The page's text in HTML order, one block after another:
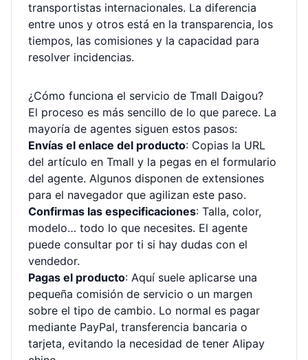
transportistas internacionales. La diferencia
entre unos y otros está en la transparencia, los
tiempos, las comisiones y la capacidad para
resolver incidencias.
¿Cómo funciona el servicio de Tmall Daigou?
El proceso es más sencillo de lo que parece. La
mayoría de agentes siguen estos pasos:
Envías el enlace del producto: Copias la URL
del artículo en Tmall y la pegas en el formulario
del agente. Algunos disponen de extensiones
para el navegador que agilizan este paso.
Confirmas las especificaciones: Talla, color,
modelo… todo lo que necesites. El agente
puede consultar por ti si hay dudas con el
vendedor.
Pagas el producto: Aquí suele aplicarse una
pequeña comisión de servicio o un margen
sobre el tipo de cambio. Lo normal es pagar
mediante PayPal, transferencia bancaria o
tarjeta, evitando la necesidad de tener Alipay